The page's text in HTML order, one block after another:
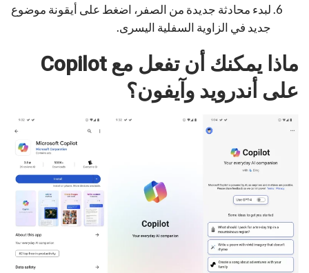
لبدء محادثة جديدة من الصفر، اضغط على أيقونة موضوع
جديد في الزاوية السفلية اليسرى.
ماذا يمكنك أن تفعل مع Copilot
على أندرويد وآيفون؟